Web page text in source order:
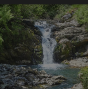
Cookies estrictamente
Cookies de rendimiento
Cookies de preferencias
Cookies de funcionalidad
Cookies no clasificadas